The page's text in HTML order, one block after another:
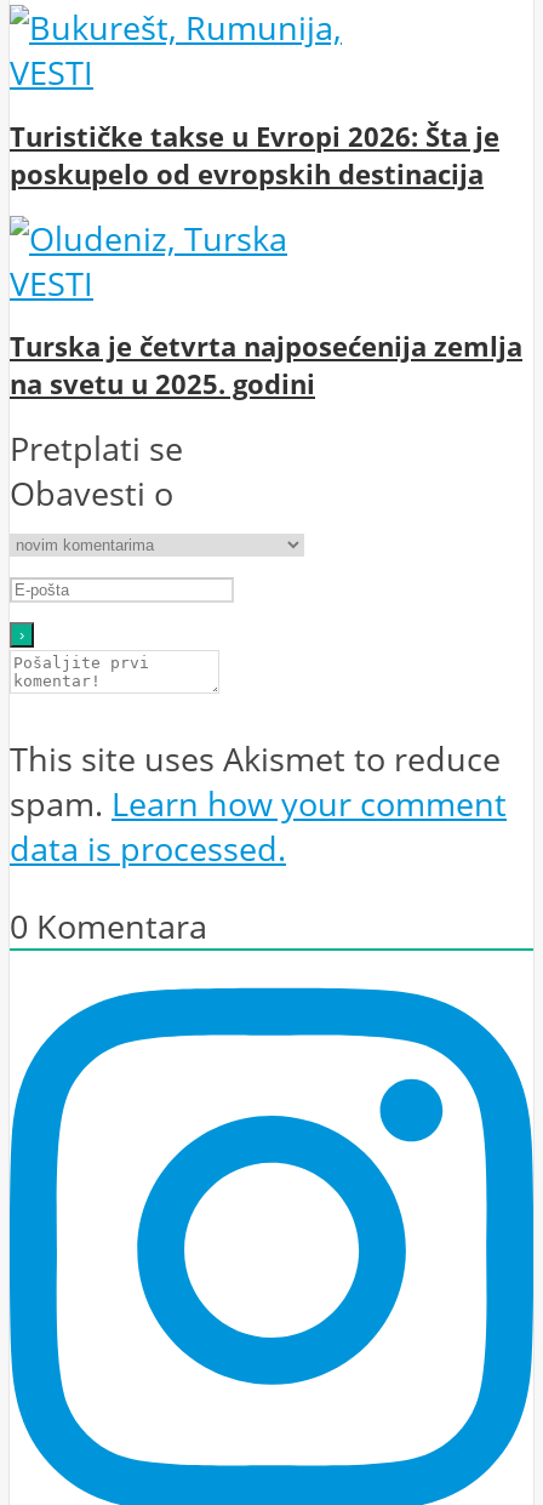
VESTI
Turističke takse u Evropi 2026: Šta je
poskupelo od evropskih destinacija
VESTI
Turska je četvrta najposećenija zemlja
na svetu u 2025. godini
Pretplati se
Obavesti o
This site uses Akismet to reduce
spam. Learn how your comment
data is processed.
0 Komentara